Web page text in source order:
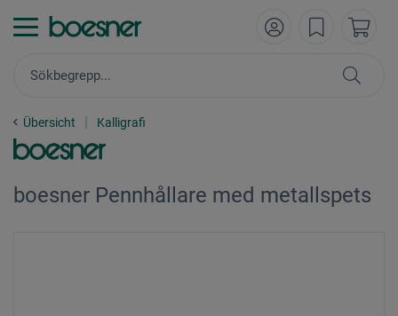
Übersicht Kalligrafi
boesner Pennhållare med metallspets